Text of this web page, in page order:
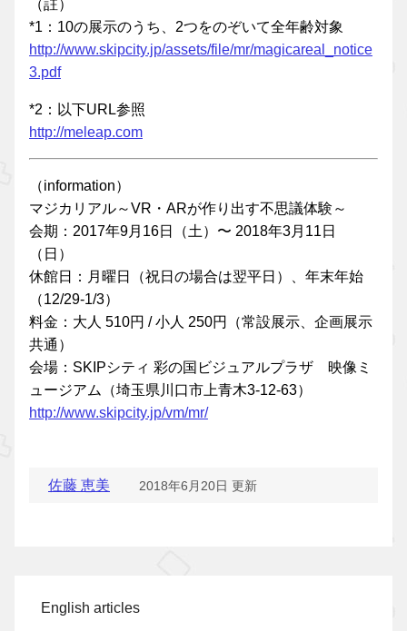
（註）
*1：10の展示のうち、2つをのぞいて全年齢対象
http://www.skipcity.jp/assets/file/mr/magicareal_notice
3.pdf
*2：以下URL参照
http://meleap.com
（information）
マジカリアル～VR・ARが作り出す不思議体験～
会期：2017年9月16日（土）〜 2018年3月11日
（日）
休館日：月曜日（祝日の場合は翌平日）、年末年始
（12/29-1/3）
料金：大人 510円 / 小人 250円（常設展示、企画展示
共通）
会場：SKIPシティ 彩の国ビジュアルプラザ 映像ミ
ュージアム（埼玉県川口市上青木3-12-63）
http://www.skipcity.jp/vm/mr/
佐藤 恵美 2018年6月20日 更新
English articles